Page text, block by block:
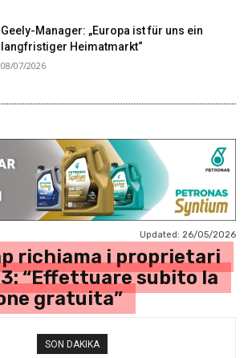
Geely-Manager: „Europa ist für uns ein
langfristiger Heimatmarkt“
08/07/2026